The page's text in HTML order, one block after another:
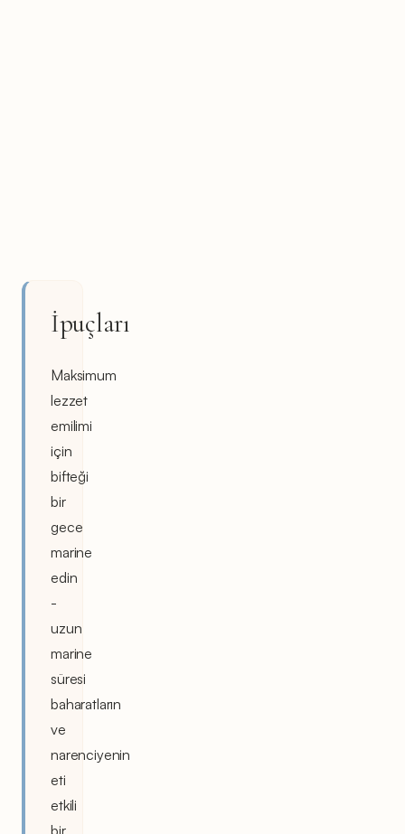
İpuçları
Maksimum
lezzet
emilimi
için
bifteği
bir
gece
marine
edin
-
uzun
marine
süresi
baharatların
ve
narenciyenin
eti
etkili
bir